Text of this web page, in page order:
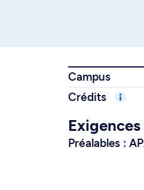
Campus
Crédits
Préalables :